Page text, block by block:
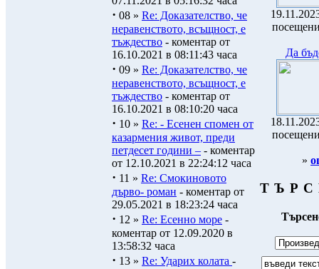
· 08 » Re: Доказателство, че
неравенството, всъщност, е
тъждество - коментар от
16.10.2021 в 08:11:43 часа
· 09 » Re: Доказателство, че
неравенството, всъщност, е
тъждество - коментар от
16.10.2021 в 08:10:20 часа
· 10 » Re: - Есенен спомен от
казармения живот, преди
петдесет години – - коментар
от 12.10.2021 в 22:24:12 часа
· 11 » Re: Смокиновото
дърво- роман - коментар от
29.05.2021 в 18:23:24 часа
· 12 » Re: Есенно море -
коментар от 12.09.2020 в
13:58:32 часа
· 13 » Re: Ударих колата -
Да
»
Т Ъ Р С